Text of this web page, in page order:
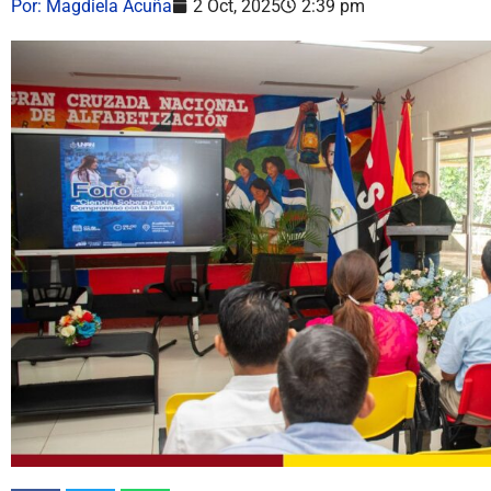
Por: Magdiela Acuña 2 Oct, 2025 2:39 pm